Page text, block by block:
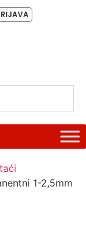
1-2,5mm